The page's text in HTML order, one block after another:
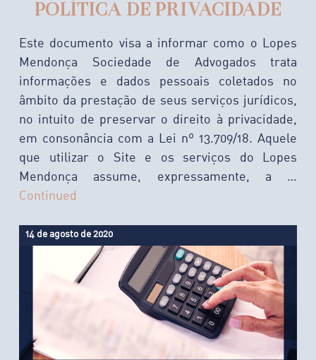
POLÍTICA DE PRIVACIDADE
Este documento visa a informar como o Lopes
Mendonça Sociedade de Advogados trata
informações e dados pessoais coletados no
âmbito da prestação de seus serviços jurídicos,
no intuito de preservar o direito à privacidade,
em consonância com a Lei nº 13.709/18. Aquele
que utilizar o Site e os serviços do Lopes
Mendonça assume, expressamente, a …
Continued
14 de agosto de 2020